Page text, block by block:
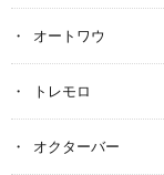
オートワウ
トレモロ
オクターバー